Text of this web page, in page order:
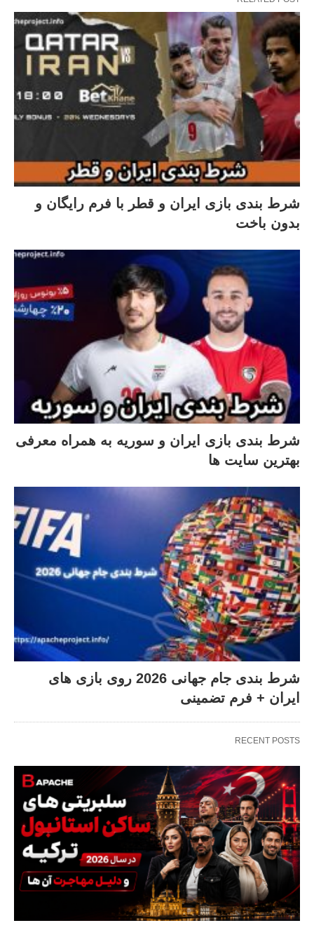
شرط بندی بازی ایران و قطر با فرم رایگان و
بدون باخت
شرط بندی بازی ایران و سوریه به همراه معرفی
بهترین سایت ها
شرط بندی جام جهانی 2026 روی بازی های
ایران + فرم تضمینی
RECENT POSTS